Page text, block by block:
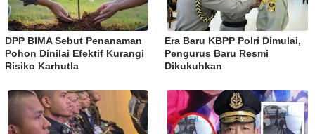
DPP BIMA Sebut Penanaman
Pohon Dinilai Efektif Kurangi
Risiko Karhutla
Era Baru KBPP Polri Dimulai,
Pengurus Baru Resmi
Dikukuhkan